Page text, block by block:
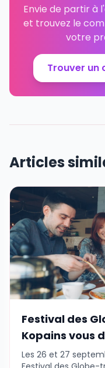
Envie de partir à
et trouvez le
votre
Trouver un
Articles
Festival des
Kopains vous
Massy les 26
Les 26 et 27